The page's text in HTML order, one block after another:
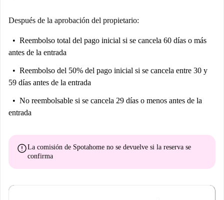
Después de la aprobación del propietario:
Reembolso total del pago inicial si se cancela 60 días o más
antes de la entrada
Reembolso del 50% del pago inicial si se cancela entre 30 y
59 días antes de la entrada
No reembolsable si se cancela 29 días o menos antes de la
entrada
errorLa comisión de Spotahome no se devuelve si la reserva se
confirma